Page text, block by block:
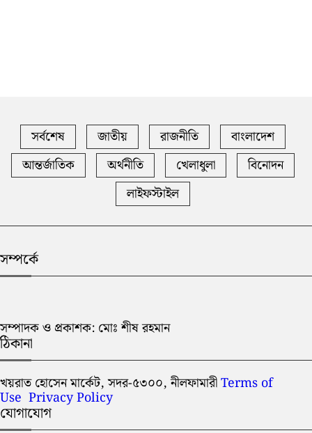
সর্বশেষ জাতীয় রাজনীতি
বাংলাদেশ
আন্তর্জাতিক
অর্থনীতি খেলাধুলা
বিনোদন
লাইফস্টাইল
সম্পর্কে
সম্পাদক ও প্রকাশক: মোঃ শীষ রহমান
ঠিকানা
খয়রাত হোসেন মার্কেট, সদর-৫৩০০, নীলফামারীTerms of
Use Privacy Policy
যোগাযোগ